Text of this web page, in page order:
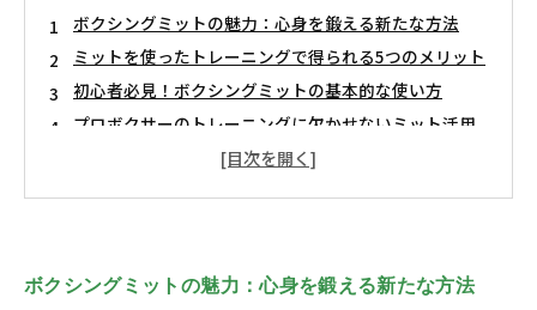
ボクシングミットの魅力：心身を鍛える新たな方法
ミットを使ったトレーニングで得られる5つのメリット
初心者必見！ボクシングミットの基本的な使い方
プロボクサーのトレーニングに欠かせないミット活用
ボクシングミットを活用してパフォーマンスを最大化
ボクシングミットの魅力：心身を鍛える新たな方法